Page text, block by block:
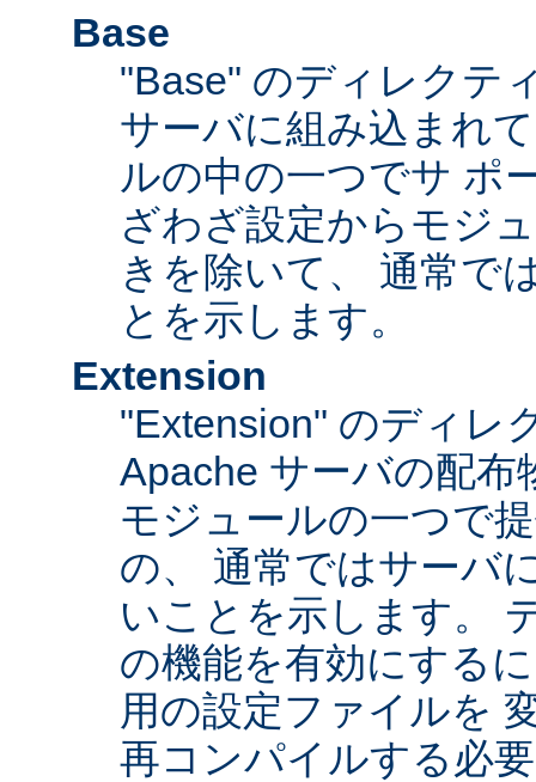
Base
"Base" のディレクテ
サーバに組み込まれ
ルの中の一つでサ ポ
ざわざ設定からモジ
きを除いて、 通常で
とを示します。
Extension
"Extension" のディレ
Apache サーバの配布
モジュールの一つで
の、 通常ではサーバ
いことを示します。
の機能を有効にする
用の設定ファイルを
再コンパイルする必